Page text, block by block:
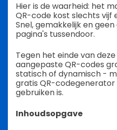
Hier is de waarheid: het
QR-code kost slechts vijf
Snel, gemakkelijk en
pagina's tussendoor.
Tegen het einde van
aangepaste QR-codes
statisch of dynamisch -
gratis QR-codegenerator
gebruiken is.
Inhoudsopgave